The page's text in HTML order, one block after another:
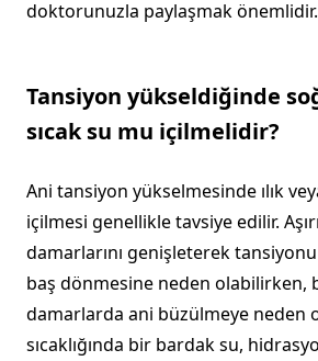
doktorunuzla paylaşmak önemlidir.
Tansiyon yükseldiğinde
sıcak su mu içilmelidir?
Ani tansiyon yükselmesinde ılık
içilmesi genellikle tavsiye edilir.
damarlarını genişleterek
baş dönmesine neden olabilirken,
damarlarda ani büzülmeye neden
sıcaklığında bir bardak su,